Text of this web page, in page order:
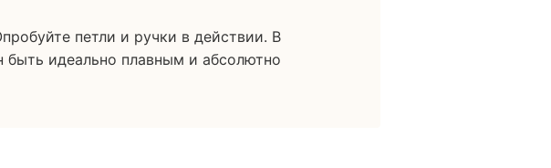
петли и ручки в действии. В
идеально плавным и абсолютно